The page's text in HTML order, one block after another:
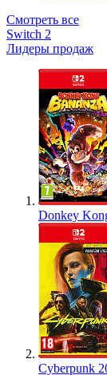
Смотреть все
Switch 2
Лидеры продаж
Donkey
Cyberpunk